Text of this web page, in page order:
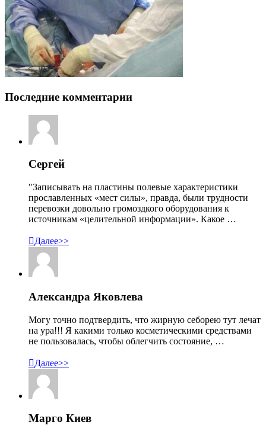
Последние комментарии
Сергей
"Записывать на пластины полевые характеристики
прославленных «мест силы», правда, были трудности
перевозки довольно громоздкого оборудования к
источникам «целительной информации». Какое …
Далее>>
Александра Яковлева
Могу точно подтвердить, что жирную себорею тут лечат
на ура!!! Я какими только косметическими средствами
не пользовалась, чтобы облегчить состояние, …
Далее>>
Марго Киев